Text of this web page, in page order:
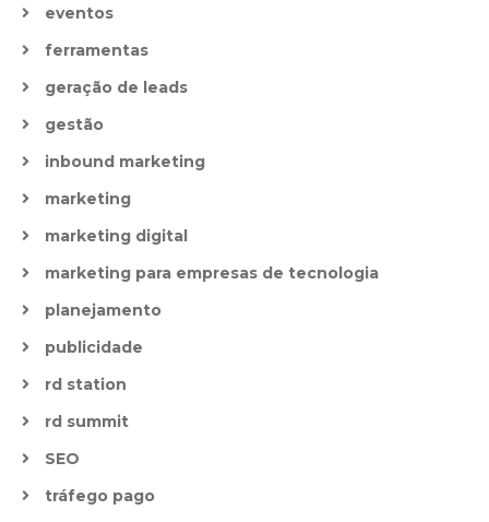
eventos
ferramentas
geração de leads
gestão
inbound marketing
marketing
marketing digital
marketing para empresas de tecnologia
planejamento
publicidade
rd station
rd summit
SEO
tráfego pago